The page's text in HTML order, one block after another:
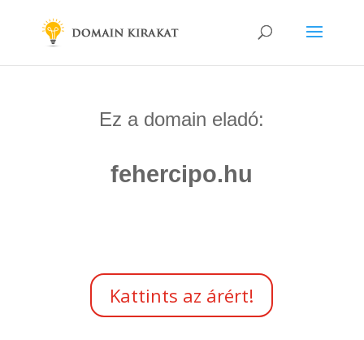
Ez a domain eladó:
fehercipo.hu
Kattints az árért!